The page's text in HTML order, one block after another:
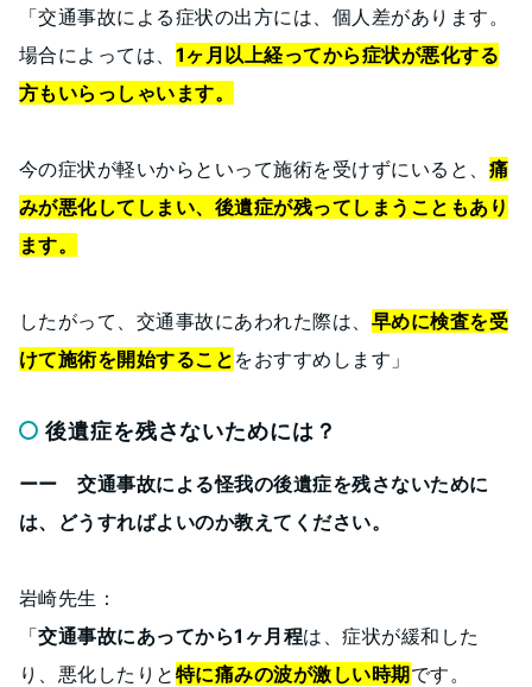
「交通事故による症状の出方には、個人差があります。
場合によっては、 1ヶ月以上経ってから症状が悪化する
方もいらっしゃいます。
今の症状が軽いからといって施術を受けずにいると、 痛
みが悪化してしまい、後遺症が残ってしまうこともあり
ます。
したがって、交通事故にあわれた際は、 早めに検査を受
けて施術を開始すること をおすすめします」
後遺症を残さないためには？
ーー 交通事故による怪我の後遺症を残さないために
は、どうすればよいのか教えてください。
岩崎先生：
「交通事故にあってから1ヶ月程は、症状が緩和した
り、悪化したりと 特に痛みの波が激しい時期です。